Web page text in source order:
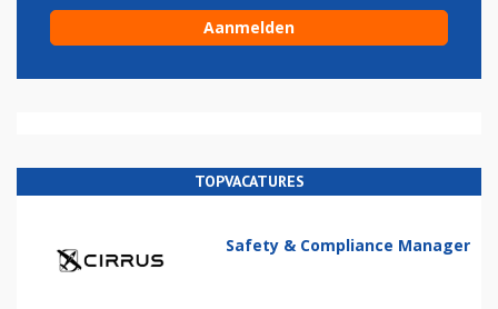
TOPVACATURES
Safety & Compliance Manager